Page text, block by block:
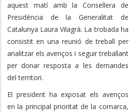
aquest matí amb la Consellera de
Presidència de la Generalitat de
Catalunya Laura Vilagrà. La trobada ha
consistit en una reunió de treball per
analitzar els avenços i seguir treballant
per donar resposta a les demandes
del territori.
El president ha exposat els avenços
en la principal prioritat de la comarca,